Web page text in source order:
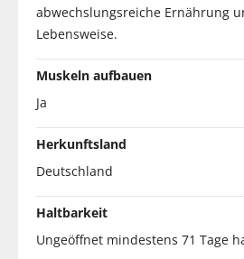
abwechslungsreiche Ernährung
Lebensweise.
Muskeln aufbauen
Ja
Herkunftsland
Deutschland
Haltbarkeit
Ungeöffnet mindestens 71 Tage